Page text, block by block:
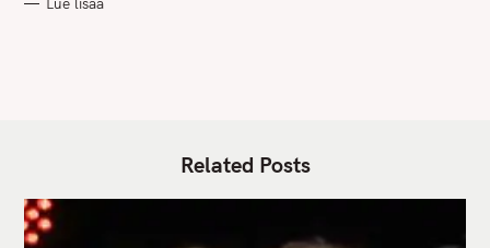
I
Related Posts